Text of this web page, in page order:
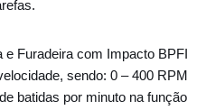
e Furadeira com Impacto BPFI
sendo: 0 – 400 RPM
batidas por minuto na função